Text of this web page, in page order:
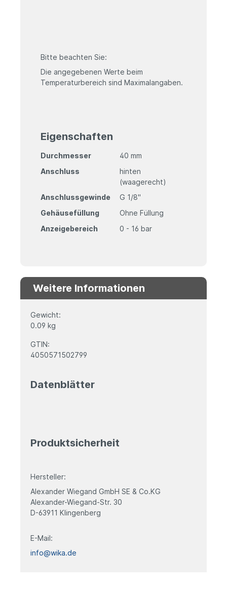
Bitte beachten Sie:
Die angegebenen Werte beim
Temperaturbereich sind Maximalangaben.
Eigenschaften
Durchmesser
40 mm
Anschluss
hinten
(waagerecht)
Anschlussgewinde
G 1/8"
Gehäusefüllung
Ohne Füllung
Anzeigebereich
0 - 16 bar
Weitere Informationen
Gewicht:
0.09 kg
GTIN:
4050571502799
Datenblätter
Produktsicherheit
Hersteller:
Alexander Wiegand GmbH SE & Co.KG
Alexander-Wiegand-Str. 30
D-63911 Klingenberg
E-Mail:
info@wika.de